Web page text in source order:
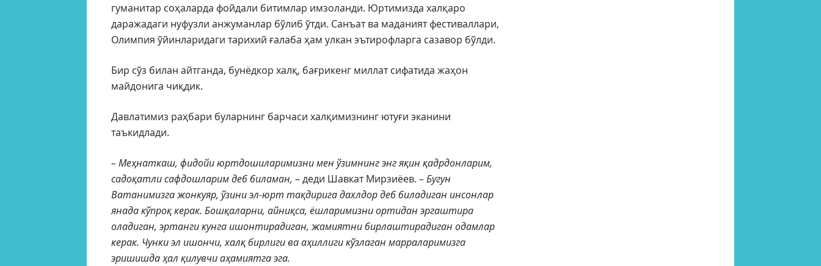
гуманитар соҳаларда фойдали битимлар имзоланди. Юртимизда халқаро
даражадаги нуфузли анжуманлар бўлиб ўтди. Санъат ва маданият фестиваллари,
Олимпия ўйинларидаги тарихий ғалаба ҳам улкан эътирофларга сазавор бўлди.
Бир сўз билан айтганда, бунёдкор халқ, бағрикенг миллат сифатида жаҳон
майдонига чиқдик.
Давлатимиз раҳбари буларнинг барчаси халқимизнинг ютуғи эканини
таъкидлади.
– Меҳнаткаш, фидойи юртдошиларимизни мен ўзимнинг энг яқин қадрдонларим,
садоқатли сафдошларим деб биламан, – деди Шавкат Мирзиёев. – Бугун
Ватанимизга жонкуяр, ўзини эл-юрт тақдирига дахлдор деб биладиган инсонлар
янада кўпроқ керак. Бошқаларни, айниқса, ёшларимизни ортидан эргаштира
оладиган, эртанги кунга ишонтирадиган, жамиятни бирлаштирадиган одамлар
керак. Чунки эл ишончи, халқ бирлиги ва аҳиллиги кўзлаган марраларимизга
эришишда ҳал қилувчи аҳамиятга эга.